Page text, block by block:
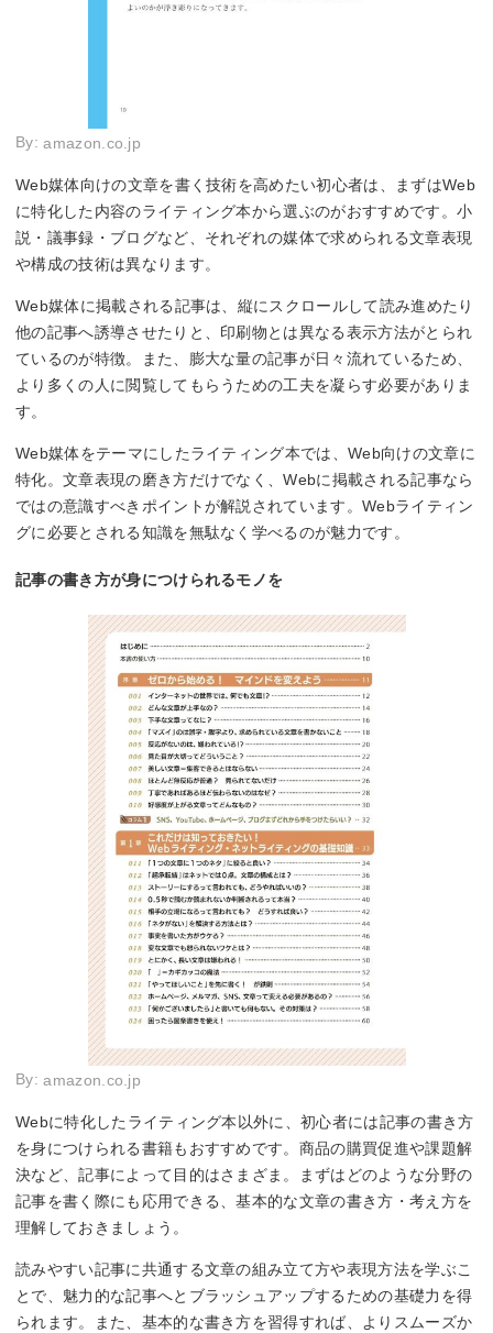
By:amazon.co.jp
Web媒体向けの文章を書く技術を高めたい初心者は、まずはWeb
に特化した内容のライティング本から選ぶのがおすすめです。小
説・議事録・ブログなど、それぞれの媒体で求められる文章表現
や構成の技術は異なります。
Web媒体に掲載される記事は、縦にスクロールして読み進めたり
他の記事へ誘導させたりと、印刷物とは異なる表示方法がとられ
ているのが特徴。また、膨大な量の記事が日々流れているため、
より多くの人に閲覧してもらうための工夫を凝らす必要がありま
す。
Web媒体をテーマにしたライティング本では、Web向けの文章に
特化。文章表現の磨き方だけでなく、Webに掲載される記事なら
ではの意識すべきポイントが解説されています。Webライティン
グに必要とされる知識を無駄なく学べるのが魅力です。
記事の書き方が身につけられるモノを
By:amazon.co.jp
Webに特化したライティング本以外に、初心者には記事の書き方
を身につけられる書籍もおすすめです。商品の購買促進や課題解
決など、記事によって目的はさまざま。まずはどのような分野の
記事を書く際にも応用できる、基本的な文章の書き方・考え方を
理解しておきましょう。
読みやすい記事に共通する文章の組み立て方や表現方法を学ぶこ
とで、魅力的な記事へとブラッシュアップするための基礎力を得
られます。また、基本的な書き方を習得すれば、よりスムーズか